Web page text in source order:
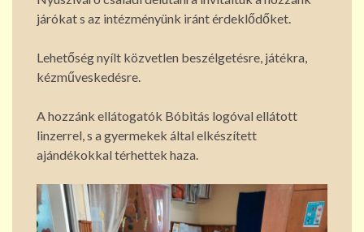
járókat s az intézményünk iránt érdeklődőket.
Lehetőség nyílt közvetlen beszélgetésre, játékra,
kézműveskedésre.
A hozzánk ellátogatók Bóbitás logóval ellátott
linzerrel, s a gyermekek által elkészített
ajándékokkal térhettek haza.